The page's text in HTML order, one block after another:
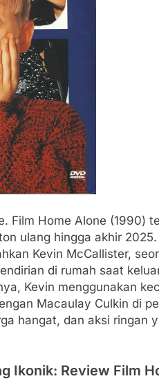
Film Home Alone (1990)
ulang hingga akhir
Kevin McCallister,
di rumah saat
Kevin menggunakan
Macaulay Culkin di
hangat, dan aksi ringan
Ikonik: Review Film